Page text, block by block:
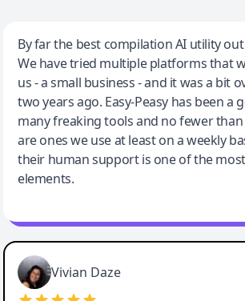
Jeff Wilson
By far the best compilation AI utility
By far the best compilation AI utility
We have tried multiple platforms that
us - a small business - and it was a bit
two years ago. Easy-Peasy has been a
many freaking tools and no fewer than
are ones we use at least on a weekly
their human support is one of the
elements.
Vivian Daze